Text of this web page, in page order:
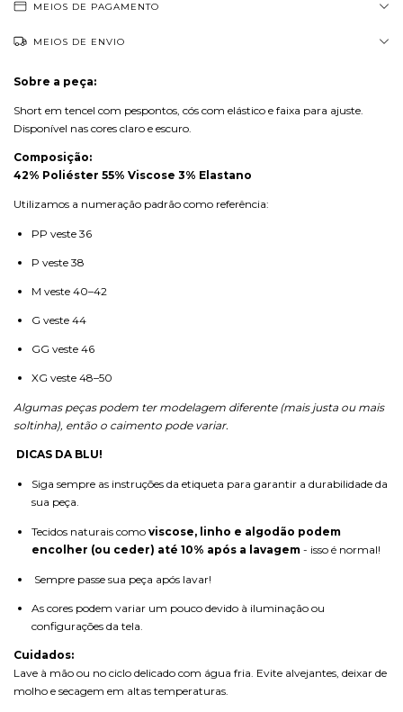
MEIOS DE PAGAMENTO
MEIOS DE ENVIO
Sobre a peça:
Short em tencel com pespontos, cós com elástico e faixa para ajuste.
Disponível nas cores claro e escuro.
Composição:
42% Poliéster 55% Viscose 3% Elastano
Utilizamos a numeração padrão como referência:
PP veste 36
P veste 38
M veste 40–42
G veste 44
GG veste 46
XG veste 48–50
Algumas peças podem ter modelagem diferente (mais justa ou mais
soltinha), então o caimento pode variar.
DICAS DA BLU!
Siga sempre as instruções da etiqueta para garantir a durabilidade da
sua peça.
Tecidos naturais como viscose, linho e algodão podem
encolher (ou ceder) até 10% após a lavagem - isso é normal!
Sempre passe sua peça após lavar!
As cores podem variar um pouco devido à iluminação ou
configurações da tela.
Cuidados:
Lave à mão ou no ciclo delicado com água fria. Evite alvejantes, deixar de
molho e secagem em altas temperaturas.